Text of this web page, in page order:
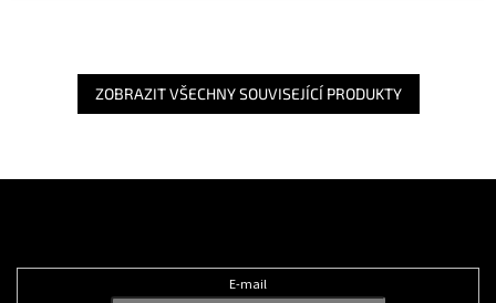
ZOBRAZIT VŠECHNY SOUVISEJÍCÍ PRODUKTY
E-mail